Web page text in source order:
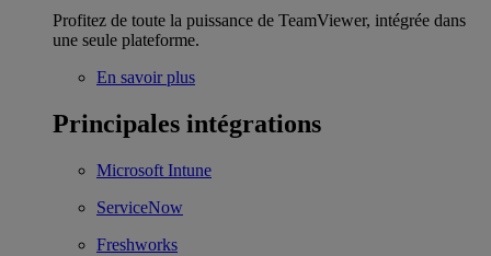
Profitez de toute la puissance de TeamViewer, intégrée dans
une seule plateforme.
En savoir plus
Principales intégrations
Microsoft Intune
ServiceNow
Freshworks